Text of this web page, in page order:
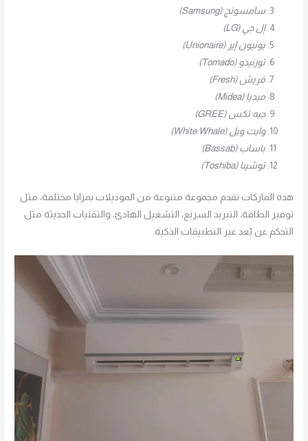
سامسونج (Samsung)
إل جي (LG)
يونيون إير (Unionaire)
تورنيدو (Tornado)
فريش (Fresh)
ميديا (Midea)
جيه تكس (GREE)
وايت ويل (White Whale)
باساب (Bassab)
توشيبا (Toshiba)
هذه الماركات تقدم مجموعة متنوعة من الموديلات بمزايا مختلفة، مثل
توفير الطاقة، التبريد السريع، التشغيل الهادئ، والتقنيات الحديثة مثل
التحكم عن بُعد عبر التطبيقات الذكية.